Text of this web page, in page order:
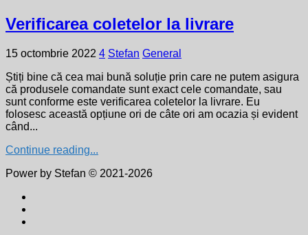
Verificarea coletelor la livrare
15 octombrie 2022 4 Stefan General
Știți bine că cea mai bună soluție prin care ne putem asigura
că produsele comandate sunt exact cele comandate, sau
sunt conforme este verificarea coletelor la livrare. Eu
folosesc această opțiune ori de câte ori am ocazia și evident
când...
Continue reading...
Power by Stefan © 2021-2026